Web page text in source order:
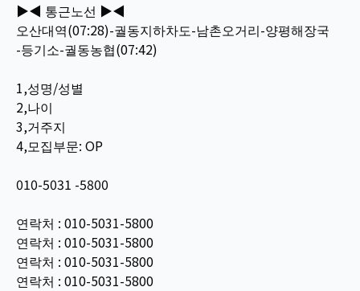
▶◀ 통근노선 ▶◀
오산대역(07:28)-궐동지하차도-남촌오거리-양평해장국
-등기소-궐동농협(07:42)
1,성명/성별
2,나이
3,거주지
4,모집부문: OP
010-5031 -5800
연락처 : 010-5031-5800
연락처 : 010-5031-5800
연락처 : 010-5031-5800
연락처 : 010-5031-5800